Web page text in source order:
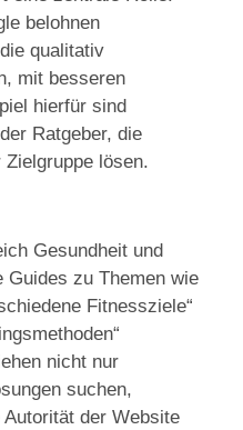
belohnen
qualitativ
mit besseren
hierfür sind
Ratgeber, die
lösen.
Gesundheit und
Guides zu Themen wie
Fitnessziele“
nicht nur
suchen,
der Website